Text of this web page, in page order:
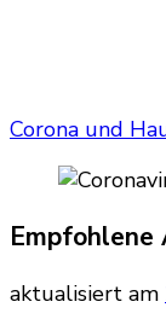
Corona und
aktualisiert am